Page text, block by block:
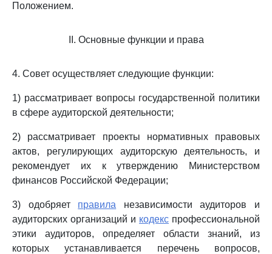
Положением.
II. Основные функции и права
4. Совет осуществляет следующие функции:
1) рассматривает вопросы государственной политики
в сфере аудиторской деятельности;
2) рассматривает проекты нормативных правовых
актов, регулирующих аудиторскую деятельность, и
рекомендует их к утверждению Министерством
финансов Российской Федерации;
3) одобряет правила независимости аудиторов и
аудиторских организаций и кодекс профессиональной
этики аудиторов, определяет области знаний, из
которых устанавливается перечень вопросов,